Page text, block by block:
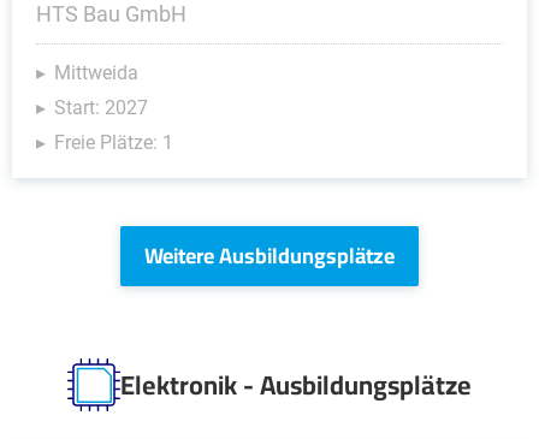
HTS Bau GmbH
Mittweida
Start: 2027
Freie Plätze: 1
Weitere Ausbildungsplätze
Elektronik - Ausbildungsplätze